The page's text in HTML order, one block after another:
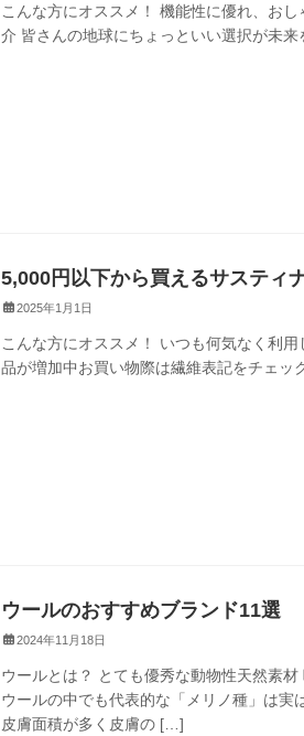
こんな方にオススメ！ 機能性に優れ、お
介 皆さんの地球にちょっといい選択が未来
5,000円以下から買えるサスティ
2025年1月1日
こんな方にオススメ！ いつも何気なく利
品が増加中お買い物際は繊維表記をチェッ
ウールのおすすめブランド11選
2024年11月18日
ウールとは？ とても優秀な動物性天然素
ウールの中でも代表的な「メリノ種」は実
皮膚面積が多く皮膚の […]